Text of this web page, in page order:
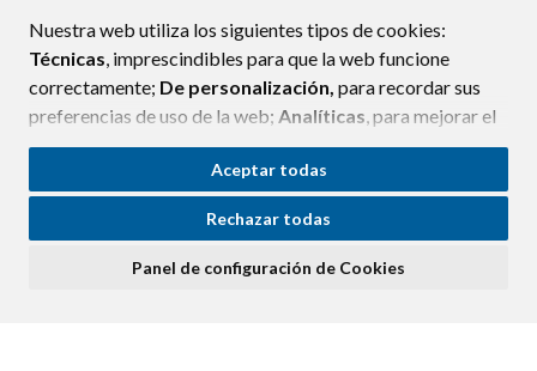
Nuestra web utiliza los siguientes tipos de cookies:
Técnicas, imprescindibles para que la web funcione
correctamente; De personalización, para recordar sus
preferencias de uso de la web; Analíticas, para mejorar el
funcionamiento de la web y sus servicios.
Si acepta pulsando el botón“Aceptar todas”
consideramos que acepta su uso. Si pulsa el botón
ninguna acción, se guardarán las cookies técnicas
Aceptar todas
Rechazar todas
Panel de configuración de Cookies